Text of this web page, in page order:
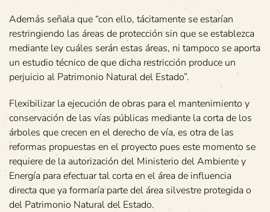
Además señala que “con ello, tácitamente se estarían
restringiendo las áreas de protección sin que se establezca
mediante ley cuáles serán estas áreas, ni tampoco se aporta
un estudio técnico de que dicha restricción produce un
perjuicio al Patrimonio Natural del Estado”.
Flexibilizar la ejecución de obras para el mantenimiento y
conservación de las vías públicas mediante la corta de los
árboles que crecen en el derecho de vía, es otra de las
reformas propuestas en el proyecto pues este momento se
requiere de la autorización del Ministerio del Ambiente y
Energía para efectuar tal corta en el área de influencia
directa que ya formaría parte del área silvestre protegida o
del Patrimonio Natural del Estado.